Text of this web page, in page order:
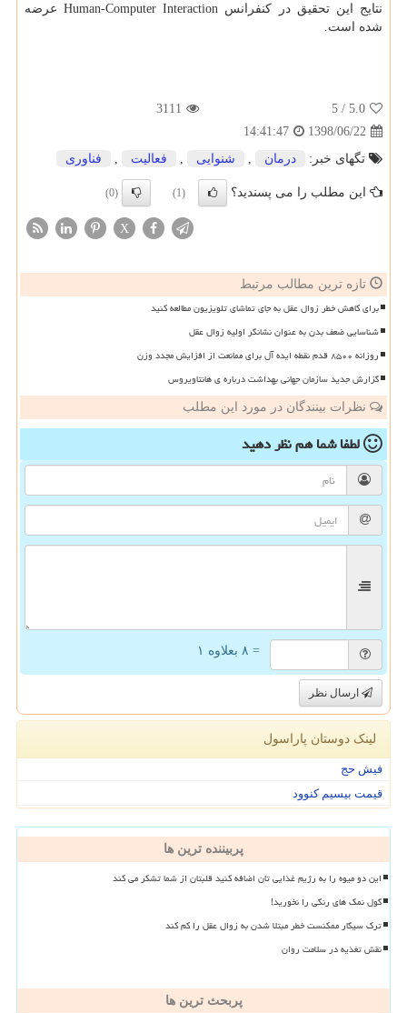
نتایج این تحقیق در كنفرانس Human-Computer Interaction عرضه
شده است.
5.0
/ 5
3111
1398/06/22
14:41:47
تگهای خبر:
درمان , شنوایی , فعالیت , فناوری
این مطلب را می پسندید؟ (1)
(0)
X
تازه ترین مطالب مرتبط
برای کاهش خطر زوال عقل به جای تماشای تلویزیون مطالعه کنید
شناسایی ضعف بدن به عنوان نشانگر اولیه زوال عقل
روزانه ۸۵۰۰ قدم نقطه ایده آل برای ممانعت از افزایش مجدد وزن
گزارش جدید سازمان جهانی بهداشت درباره ی هانتاویروس
نظرات بینندگان در مورد این مطلب
لطفا شما همنظر دهید
= ۸ بعلاوه ۱
ارسال نظر
لینک دوستان پاراسول
فیش حج
قیمت بیسیم کنوود
پربیننده ترین ها
این دو میوه را به رژیم غذایی تان اضافه کنید قلبتان از شما تشکر می کند
گول نمک های رنگی را نخورید!
ترک سیگار ممکنست خطر مبتلا شدن به زوال عقل را کم کند
نقش تغذیه در سلامت روان
پربحث ترین ها